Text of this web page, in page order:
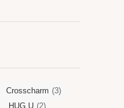
Crosscharm (3)
HUG.U (2)